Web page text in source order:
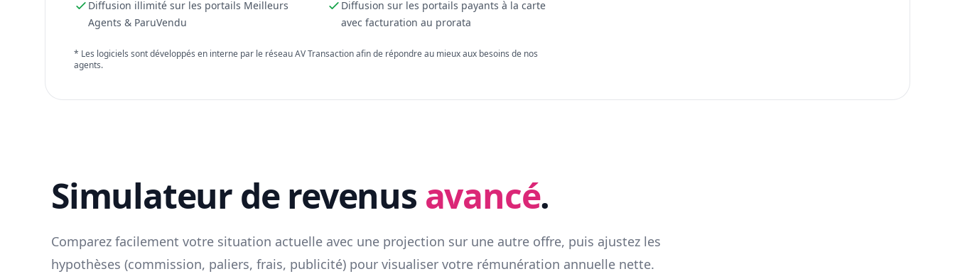
Diffusion illimité sur les portails Meilleurs
Agents & ParuVendu
Diffusion sur les portails payants à la carte
avec facturation au prorata
* Les logiciels sont développés en interne par le réseau AV Transaction afin de répondre au mieux aux besoins de nos
agents.
Simulateur de revenus avancé.
Comparez facilement votre situation actuelle avec une projection sur une autre offre, puis ajustez les
hypothèses (commission, paliers, frais, publicité) pour visualiser votre rémunération annuelle nette.